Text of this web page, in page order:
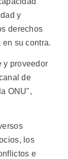
y
derechos
su contra.
y proveedor
de
ONU",
los
e